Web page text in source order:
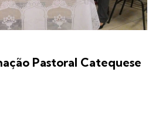
Pastoral Catequese